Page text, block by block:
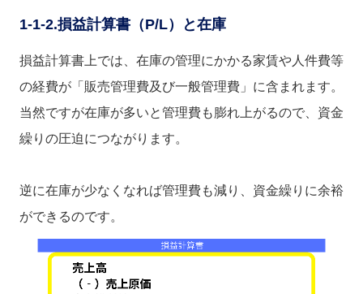
1-1-2.損益計算書（P/L）と在庫
損益計算書上では、在庫の管理にかかる家賃や人件費等
の経費が「販売管理費及び一般管理費」に含まれます。
当然ですが在庫が多いと管理費も膨れ上がるので、資金
繰りの圧迫につながります。
逆に在庫が少なくなれば管理費も減り、資金繰りに余裕
ができるのです。